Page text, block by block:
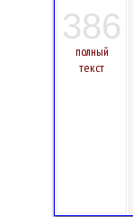
386
полный
текст